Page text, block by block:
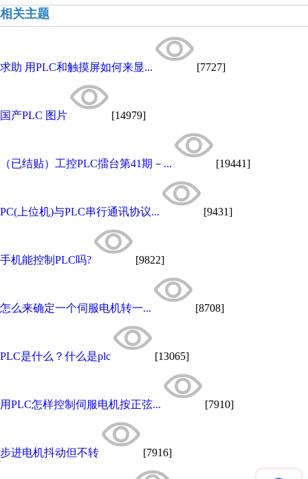
相关主题
求助 用PLC和触摸屏如何来显... [7727]
国产PLC 图片 [14979]
（已结贴）工控PLC擂台第41期－... [19441]
PC(上位机)与PLC串行通讯协议... [9431]
手机能控制PLC吗? [9822]
怎么来确定一个伺服电机转一... [8708]
PLC是什么？什么是plc [13065]
用PLC怎样控制伺服电机按正弦... [7910]
步进电机抖动但不转 [7916]